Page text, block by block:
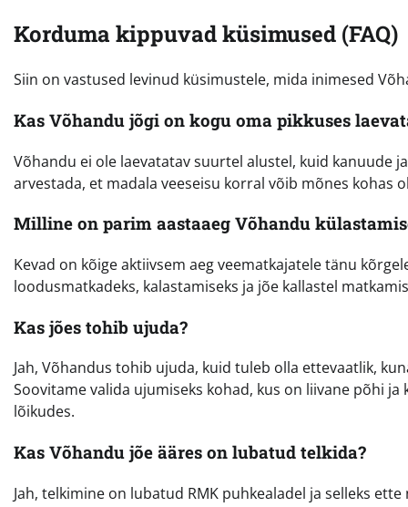
Korduma kippuvad küsimused (FAQ)
Siin on vastused levinud küsimustele, mida inimesed
Kas Võhandu jõgi on kogu oma pikkuses
Võhandu ei ole laevatatav suurtel alustel, kuid kanuude
arvestada, et madala veeseisu korral võib mõnes
Milline on parim aastaaeg Võhandu
Kevad on kõige aktiivsem aeg veematkajatele tänu
loodusmatkadeks, kalastamiseks ja jõe kallastel
Kas jões tohib ujuda?
Jah, Võhandus tohib ujuda, kuid tuleb olla ettevaatlik,
Soovitame valida ujumiseks kohad, kus on liivane põhi
lõikudes.
Kas Võhandu jõe ääres on lubatud telkida?
Jah, telkimine on lubatud RMK puhkealadel ja selleks